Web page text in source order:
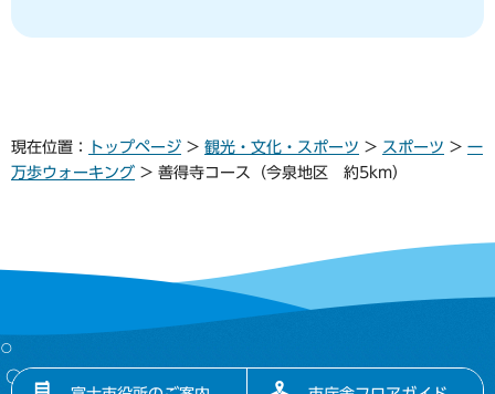
現在位置： トップページ > 観光・文化・スポーツ > スポーツ > 一
万歩ウォーキング > 善得寺コース（今泉地区 約5km）